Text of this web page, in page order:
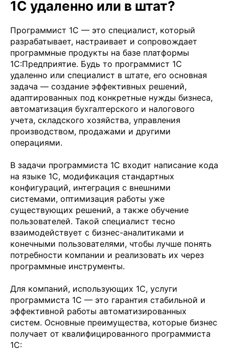
1С удаленно или в штат?
Программист 1С — это специалист, который
разрабатывает, настраивает и сопровождает
программные продукты на базе платформы
1С:Предприятие. Будь то программист 1С
удаленно или специалист в штате, его основная
задача — создание эффективных решений,
адаптированных под конкретные нужды бизнеса,
автоматизация бухгалтерского и налогового
учета, складского хозяйства, управления
производством, продажами и другими
операциями.
В задачи программиста 1С входит написание кода
на языке 1С, модификация стандартных
конфигураций, интеграция с внешними
системами, оптимизация работы уже
существующих решений, а также обучение
пользователей. Такой специалист тесно
взаимодействует с бизнес-аналитиками и
конечными пользователями, чтобы лучше понять
потребности компании и реализовать их через
программные инструменты.
Для компаний, использующих 1С, услуги
программиста 1С — это гарантия стабильной и
эффективной работы автоматизированных
систем. Основные преимущества, которые бизнес
получает от квалифицированного программиста
1С: